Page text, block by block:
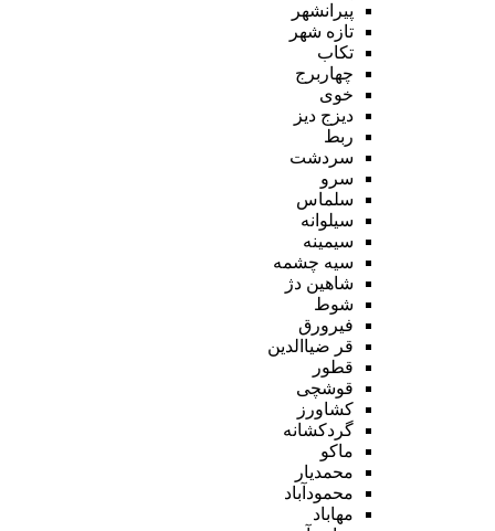
پیرانشهر
تازه شهر
تکاب
چهاربرج
خوی
دیزج دیز
ربط
سردشت
سرو
سلماس
سیلوانه
سیمینه
سیه چشمه
شاهین دژ
شوط
فیرورق
قر ضیاالدین
قطور
قوشچی
کشاورز
گردکشانه
ماکو
محمدیار
محمودآباد
مهاباد